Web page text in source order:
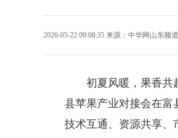
2026-05-22 09:08:35 来源： 中华网山东频道
初夏风暖，果香共
县苹果产业对接会在富
技术互通、资源共享、